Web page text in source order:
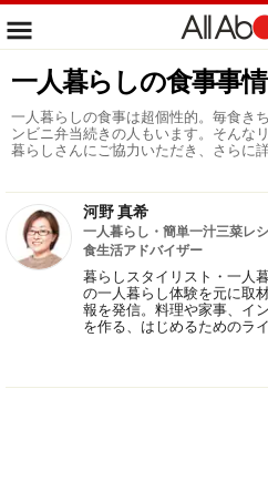
一人暮らしの食事事
一人暮らしの食事は超個性的。毎食き
ンビニ弁当続きの人もいます。そんな
暮らしさんにご協力いただき、さらに
河野 真希
一人暮らし・簡単一汁三菜レ
食生活アドバイザー
暮らしスタイリスト・一人
の一人暮らし体験を元に取
報を発信。料理や家事、イ
を作る、はじめるためのラ